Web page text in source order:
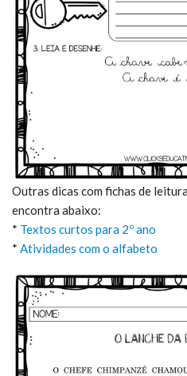
Outras dicas com fichas de
encontra abaixo:
* Textos curtos para 2º ano
* Atividades com o alfabeto